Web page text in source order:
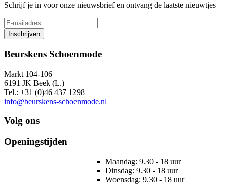
Schrijf je in voor onze nieuwsbrief en ontvang de laatste nieuwtjes
Inschrijven
Beurskens Schoenmode
Markt 104-106
6191 JK Beek (L.)
Tel.: +31 (0)46 437 1298
info@beurskens-schoenmode.nl
Volg ons
Openingstijden
Maandag: 9.30 - 18 uur
Dinsdag: 9.30 - 18 uur
Woensdag: 9.30 - 18 uur